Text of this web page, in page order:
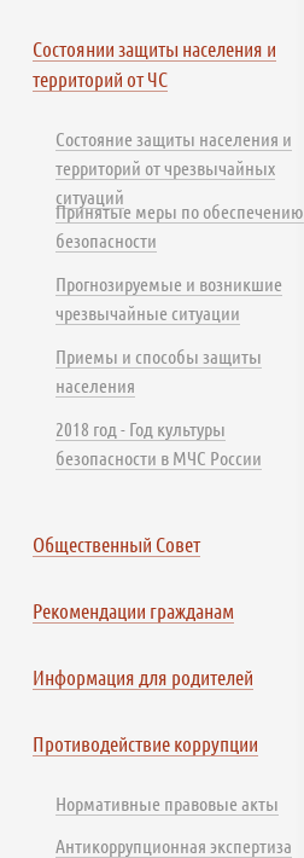
Состоянии защиты населения и
территорий от ЧС
Состояние защиты населения и
территорий от чрезвычайных
ситуаций
Принятые меры по обеспечению
безопасности
Прогнозируемые и возникшие
чрезвычайные ситуации
Приемы и способы защиты
населения
2018 год - Год культуры
безопасности в МЧС России
Общественный Совет
Рекомендации гражданам
Информация для родителей
Противодействие коррупции
Нормативные правовые акты
Антикоррупционная экспертиза